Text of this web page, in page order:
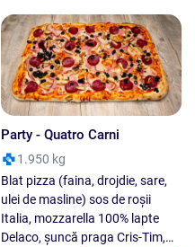
Party - Quatro Carni
1.950 kg
Blat pizza (faina, drojdie, sare,
ulei de masline) sos de roșii
Italia, mozzarella 100% lapte
Delaco, șuncă praga Cris-Tim,